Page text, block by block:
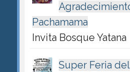
Pachamama
Invita Bosque Yatana
Super Feria